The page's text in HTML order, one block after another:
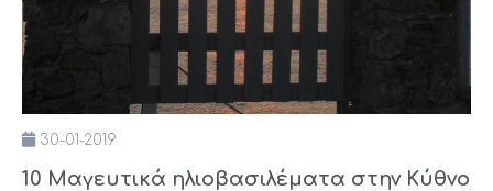
30-01-2019
10 Μαγευτικά ηλιοβασιλέματα στην Κύθνο